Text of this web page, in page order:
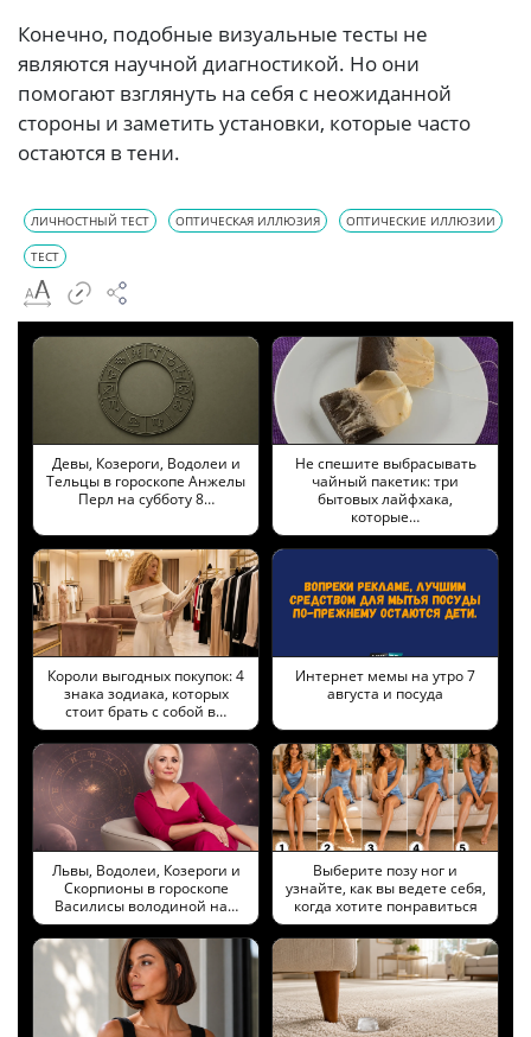
Конечно, подобные визуальные тесты не
являются научной диагностикой. Но они
помогают взглянуть на себя с неожиданной
стороны и заметить установки, которые часто
остаются в тени.
ЛИЧНОСТНЫЙ ТЕСТ ОПТИЧЕСКАЯ ИЛЛЮЗИЯ ОПТИЧЕСКИЕ ИЛЛЮЗИИ
ТЕСТ
Девы, Козероги, Водолеи и
Тельцы в гороскопе Анжелы
Перл на субботу 8…
Не спешите выбрасывать
чайный пакетик: три
бытовых лайфхака,
которые…
Короли выгодных покупок: 4
знака зодиака, которых
стоит брать с собой в…
Интернет мемы на утро 7
августа и посуда
Львы, Водолеи, Козероги и
Скорпионы в гороскопе
Василисы володиной на…
Выберите позу ног и
узнайте, как вы ведете себя,
когда хотите понравиться